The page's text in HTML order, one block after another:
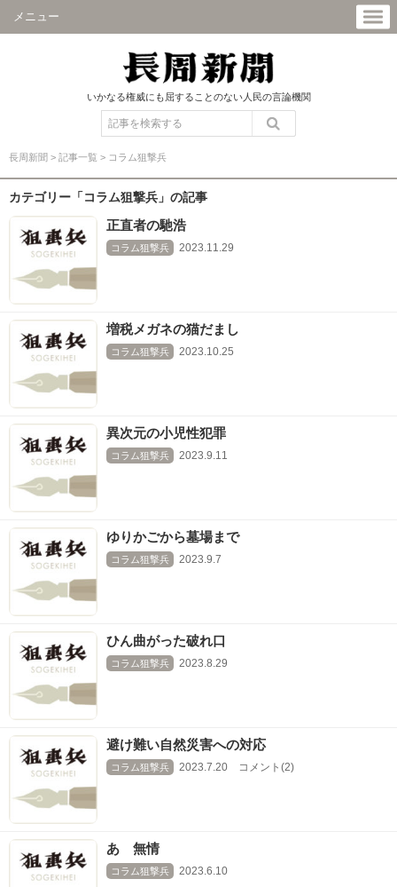
メニュー
いかなる権威にも屈することのない人民の言論機関
長周新聞 > 記事一覧 > コラム狙撃兵
カテゴリー「コラム狙撃兵」の記事
正直者の馳浩
コラム狙撃兵 2023.11.29
増税メガネの猫だまし
コラム狙撃兵 2023.10.25
異次元の小児性犯罪
コラム狙撃兵 2023.9.11
ゆりかごから墓場まで
コラム狙撃兵 2023.9.7
ひん曲がった破れ口
コラム狙撃兵 2023.8.29
避け難い自然災害への対応
コラム狙撃兵 2023.7.20 コメント(2)
あゝ無情
コラム狙撃兵 2023.6.10